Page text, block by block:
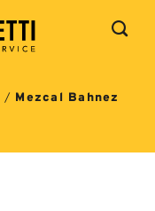
/ Mezcal Bahnez